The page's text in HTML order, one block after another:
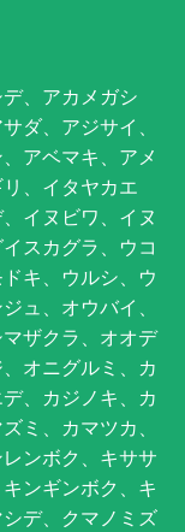
、アカメガシ
ダ、アジサイ、
アベマキ、アメ
、イタヤカエ
イヌビワ、イヌ
スカグラ、ウコ
キ、ウルシ、ウ
ュ、オウバイ、
ザクラ、オオデ
オニグルミ、カ
、カジノキ、カ
ミ、カマツカ、
ンボク、キササ
ンギンボク、キ
デ、クマノミズ